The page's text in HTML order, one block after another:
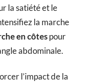
la satiété et le
la marche
en côtespour
abdominale.
l’impact de la